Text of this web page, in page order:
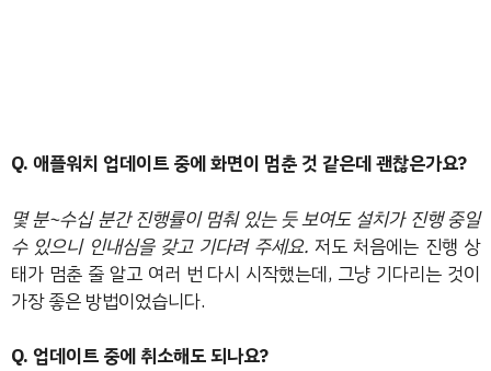
Q. 애플워치 업데이트 중에 화면이 멈춘 것 같은데 괜찮은가요?
몇 분~수십 분간 진행률이 멈춰 있는 듯 보여도 설치가 진행 중일
수 있으니 인내심을 갖고 기다려 주세요. 저도 처음에는 진행 상
태가 멈춘 줄 알고 여러 번 다시 시작했는데, 그냥 기다리는 것이
가장 좋은 방법이었습니다.
Q. 업데이트 중에 취소해도 되나요?